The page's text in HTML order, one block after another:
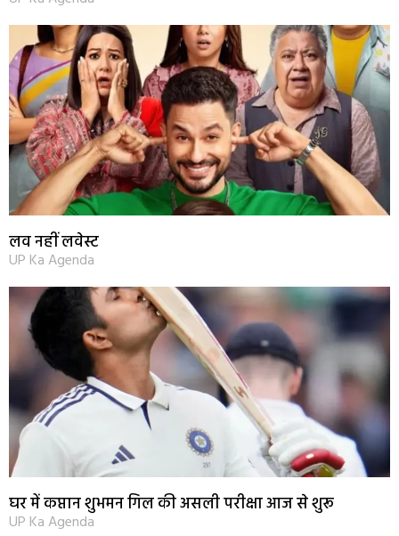
लव नहीं लवेस्ट
UP Ka Agenda
घर में कप्तान शुभमन गिल की असली परीक्षा आज से शुरू
UP Ka Agenda